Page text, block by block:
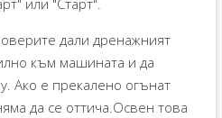
или "Старт".
дали дренажният
към машината и да
Ако е прекалено огънат
да се оттича.Освен това